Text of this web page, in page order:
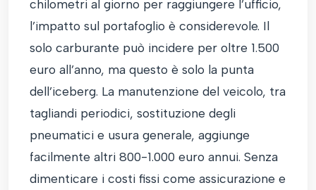
chilometri al giorno per raggiungere l’ufficio,
l’impatto sul portafoglio è considerevole. Il
solo carburante può incidere per oltre 1.500
euro all’anno, ma questo è solo la punta
dell’iceberg. La manutenzione del veicolo, tra
tagliandi periodici, sostituzione degli
pneumatici e usura generale, aggiunge
facilmente altri 800-1.000 euro annui. Senza
dimenticare i costi fissi come assicurazione e